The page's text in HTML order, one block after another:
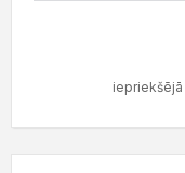
iepriekšējā